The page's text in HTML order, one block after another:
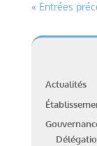
« Entrées
Actualités